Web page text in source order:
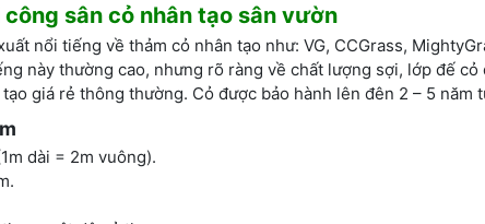
sân cỏ nhân tạo sân vườn
nổi tiếng về thảm cỏ nhân tạo như: VG, CCGrass,
này thường cao, nhưng rõ ràng về chất lượng sợi, lớp đế cỏ
giá rẻ thông thường. Cỏ được bảo hành lên đên 2 – 5 năm
dài = 2m vuông).